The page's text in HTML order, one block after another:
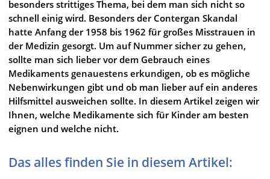
besonders strittiges Thema, bei dem man sich nicht so
schnell einig wird. Besonders der Contergan Skandal
hatte Anfang der 1958 bis 1962 für großes Misstrauen in
der Medizin gesorgt. Um auf Nummer sicher zu gehen,
sollte man sich lieber vor dem Gebrauch eines
Medikaments genauestens erkundigen, ob es mögliche
Nebenwirkungen gibt und ob man lieber auf ein anderes
Hilfsmittel ausweichen sollte. In diesem Artikel zeigen wir
Ihnen, welche Medikamente sich für Kinder am besten
eignen und welche nicht.
Das alles finden Sie in diesem Artikel: